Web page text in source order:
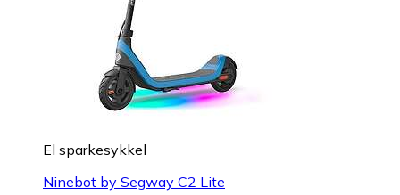
El sparkesykkel
Ninebot by Segway C2 Lite